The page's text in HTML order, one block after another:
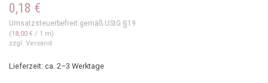
0,18 €
Umsatzsteuerbefreit gemäß UStG §19
(18,00 € / 1 m)
zzgl. Versand
Lieferzeit: ca. 2–3 Werktage